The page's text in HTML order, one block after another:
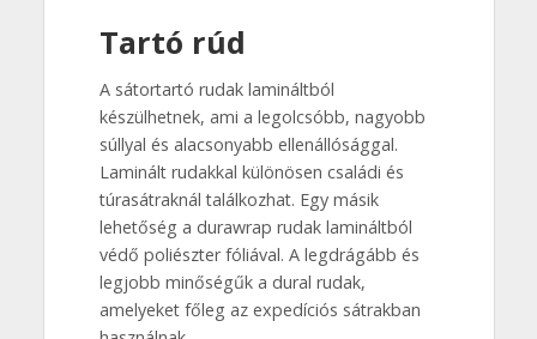
Tartó rúd
A sátortartó rudak lamináltból
készülhetnek, ami a legolcsóbb, nagyobb
súllyal és alacsonyabb ellenállósággal.
Laminált rudakkal különösen családi és
túrasátraknál találkozhat. Egy másik
lehetőség a durawrap rudak lamináltból
védő poliészter fóliával. A legdrágább és
legjobb minőségűk a dural rudak,
amelyeket főleg az expedíciós sátrakban